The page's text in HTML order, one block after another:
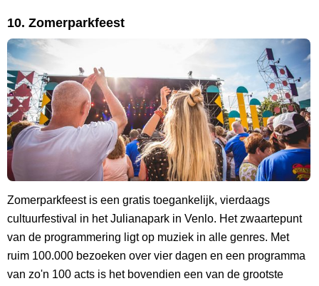
10. Zomerparkfeest
Zomerparkfeest is een gratis toegankelijk, vierdaags
cultuurfestival in het Julianapark in Venlo. Het zwaartepunt
van de programmering ligt op muziek in alle genres. Met
ruim 100.000 bezoeken over vier dagen en een programma
van zo'n 100 acts is het bovendien een van de grootste